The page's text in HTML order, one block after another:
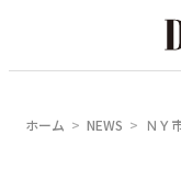
ホーム NEWS ＮＹ